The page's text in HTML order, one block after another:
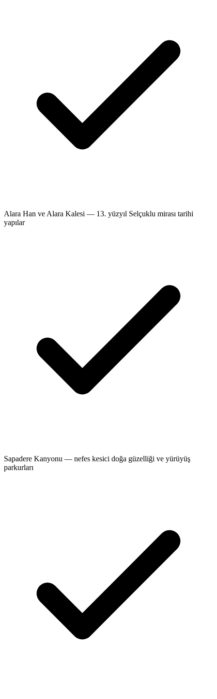
Alara Han ve Alara Kalesi — 13. yüzyıl Selçuklu mirası tarihi
yapılar
Sapadere Kanyonu — nefes kesici doğa güzelliği ve yürüyüş
parkurları